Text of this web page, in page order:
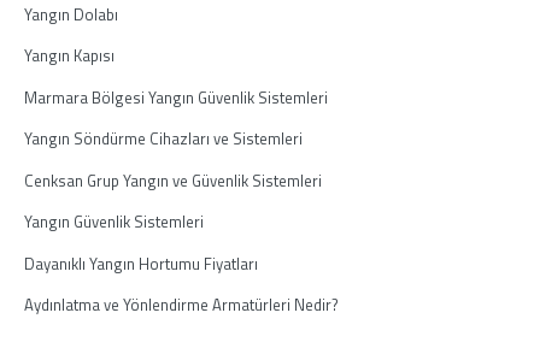
Yangın Dolabı
Yangın Kapısı
Marmara Bölgesi Yangın Güvenlik Sistemleri
Yangın Söndürme Cihazları ve Sistemleri
Cenksan Grup Yangın ve Güvenlik Sistemleri
Yangın Güvenlik Sistemleri
Dayanıklı Yangın Hortumu Fiyatları
Aydınlatma ve Yönlendirme Armatürleri Nedir?